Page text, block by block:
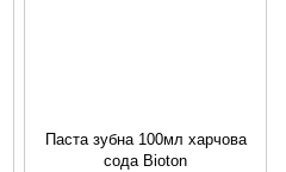
Паста зубна 100мл харчова
сода Bioton